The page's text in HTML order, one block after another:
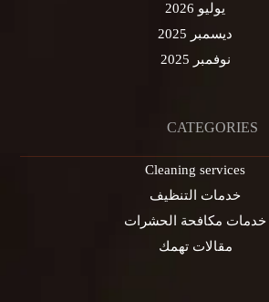
يوليو 2026
ديسمبر 2025
نوفمبر 2025
CATEGORIES
Cleaning services
خدمات التنظيف
خدمات مكافحة الحشرات
مقالات تهمك